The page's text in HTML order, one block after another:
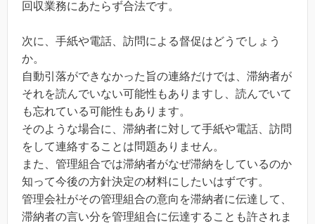
回収業務にあたらず合法です。
次に、手紙や電話、訪問による督促はどうでしょう
か。
自動引落ができなかった旨の連絡だけでは、滞納者が
それを読んでいない可能性もありますし、読んでいて
も忘れている可能性もあります。
そのような場合に、滞納者に対して手紙や電話、訪問
をして連絡することは問題ありません。
また、管理組合では滞納者がなぜ滞納をしているのか
知って今後の方針決定の材料にしたいはずです。
管理会社がその管理組合の意向を滞納者に伝達して、
滞納者の言い分を管理組合に伝達することも許されま